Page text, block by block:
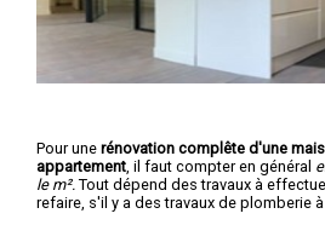
Pour une rénovation complête d'une
appartement , il faut compter en général
le m². Tout dépend des travaux à
refaire, s'il y a des travaux de plomberie à